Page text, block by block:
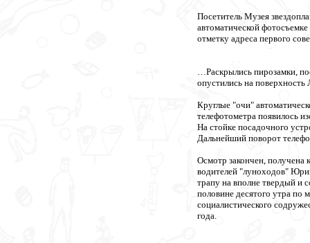
Посетитель Музея
автоматической
отметку адреса первого
…Раскрылись пирозамки,
опустились на
Круглые "очи"
телефотометра появилось
На стойке посадочного
Дальнейший поворот
Осмотр закончен, получена
водителей "луноходов"
трапу на вполне твердый и
половине десятого утра по
социалистического
года.